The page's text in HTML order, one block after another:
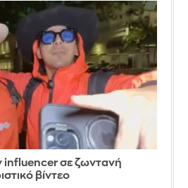
influencer σε ζωντανή
βίντεο